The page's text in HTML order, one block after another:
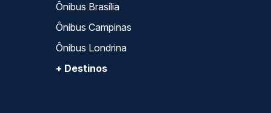
Ônibus Brasília
Ônibus Campinas
Ônibus Londrina
+ Destinos